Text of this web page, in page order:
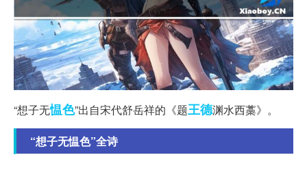
“想子无愠色”出自宋代舒岳祥的《题王德渊水西藁》。
“想子无愠色”全诗